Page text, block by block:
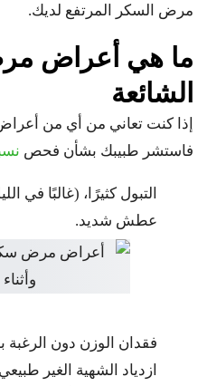
مرض السكر المرتفع لديك.
ما هي أعراض
الشائعة
إذا كنت تعاني من أي من
فاستشر طبيبك بشأن فحص
التبول كثيرًا، (غالبًا في
عطش شديد.
فقدان الوزن دون الرغبة
ازدياد الشهية الغير